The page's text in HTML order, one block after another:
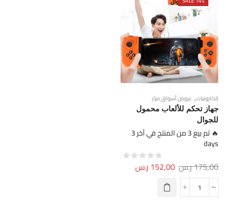
إلكترونيات, عروض أسواق مزار
جهاز تحكم للألعاب محمول
للجوال
🔥 تم بيع 3 من المنتج في آخر 3
days
175,00ر.س 152,00 ر.س